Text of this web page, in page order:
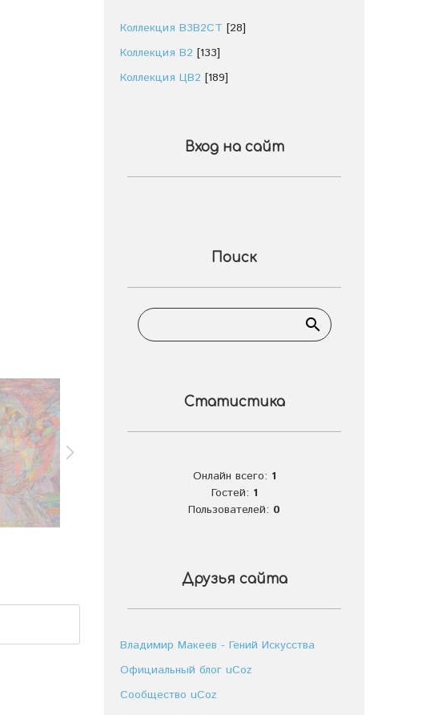
Коллекция В3В2СТ [28]
Коллекция В2 [133]
Коллекция ЦВ2 [189]
Вход на сайт
Поиск
Статистика
Онлайн всего: 1
Гостей: 1
Пользователей: 0
Друзья сайта
Владимир Макеев - Гений Искусства
Официальный блог uCoz
Сообщество uCoz